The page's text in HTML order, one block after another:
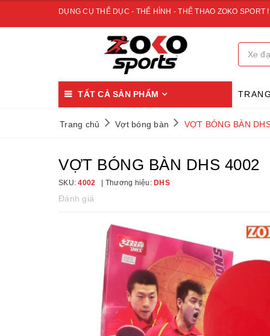
DỤNG CỤ THỂ DỤC - THỂ HÌNH - THỂ THAO ZOKO SPORT !
TẤT CẢ SẢN PHẨM
Trang chủ Vợt bóng bàn VỢT BÓNG BÀN
VỢT BÓNG BÀN DHS 4002
SKU:4002 Thương hiệu: DHS
Đánh giá